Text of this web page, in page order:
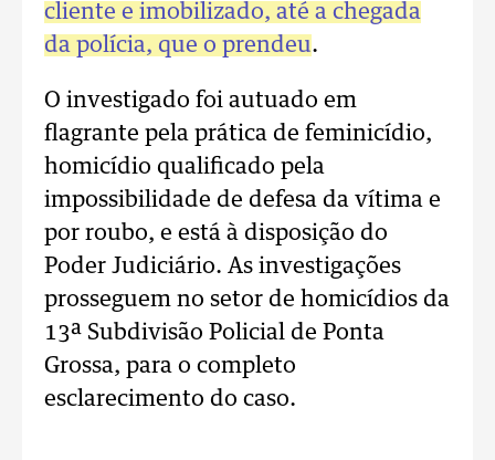
cliente e imobilizado, até a chegada
da polícia, que o prendeu.
O investigado foi autuado em
flagrante pela prática de feminicídio,
homicídio qualificado pela
impossibilidade de defesa da vítima e
por roubo, e está à disposição do
Poder Judiciário. As investigações
prosseguem no setor de homicídios da
13ª Subdivisão Policial de Ponta
Grossa, para o completo
esclarecimento do caso.